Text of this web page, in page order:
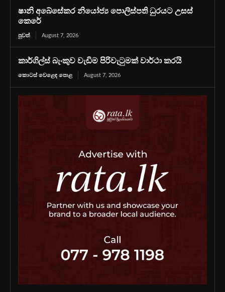
ෂානි අබේසේකර නියෝජ්‍ය පොලිස්පති ධුරයට උසස්
කෙරේ
පුවත් August 7, 2026
කාර්ගිල්ස් බැංකුව වැඩිම පිරිවැටුමක් වාර්ථා කරයි
කොටස් වෙළෙඳ පොළ August 7, 2026